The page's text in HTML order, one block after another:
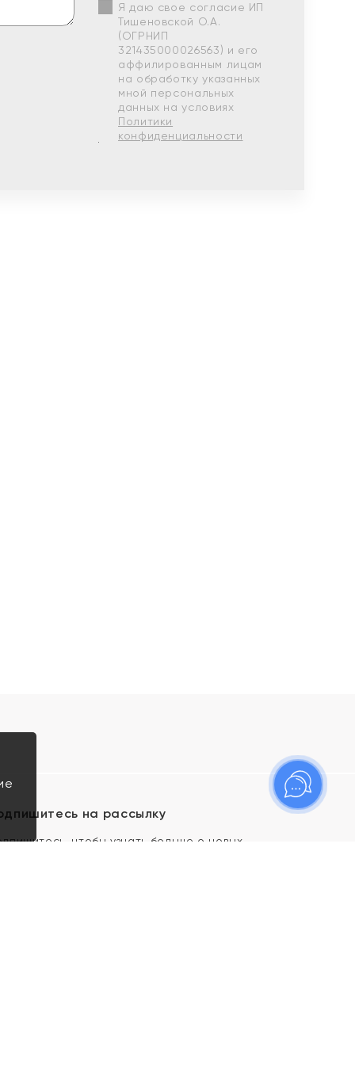
Я даю свое согласие ИП
Тишеновской О.А.
(ОГРНИП
321435000026563) и его
аффилированным лицам
на обработку указанных
мной персональных
данных на условиях
Политики
конфиденциальности
на рассылку
чтобы узнать больше о новых